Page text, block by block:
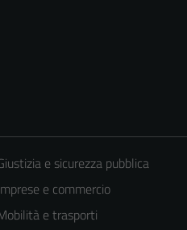
e sicurezza pubblica
e commercio
e trasporti